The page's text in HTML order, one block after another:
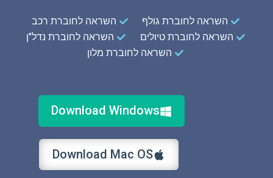
השראה לחוברת גולף
השראה לחוברת רכב
השראה לחוברת טיולים
השראה לחוברת נדל"ן
השראה לחוברת מלון
Download Windows
Download Mac OS